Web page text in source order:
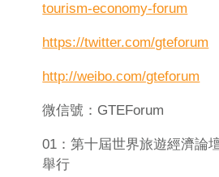
tourism-economy-forum
https://twitter.com/gteforum
http://weibo.com/gteforum
微信號：GTEForum
01：第十屆世界旅遊經濟論
舉行